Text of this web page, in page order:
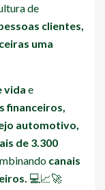
de
clientes,
uma
vida e
financeiros,
automotivo,
de 3.300
canais
💻📈🚀